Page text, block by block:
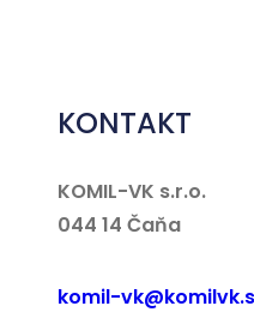
KONTAKT
KOMIL-VK s.r.o.
044 14 Čaňa
komil-